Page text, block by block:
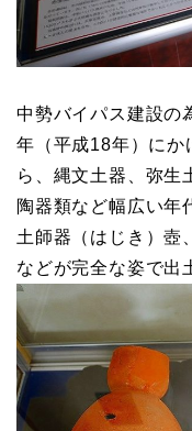
中勢バイパス建設の
年（平成18年）にか
ら、縄文土器、弥生
陶器類など幅広い年
土師器（はじき）壺
などが完全な姿で出